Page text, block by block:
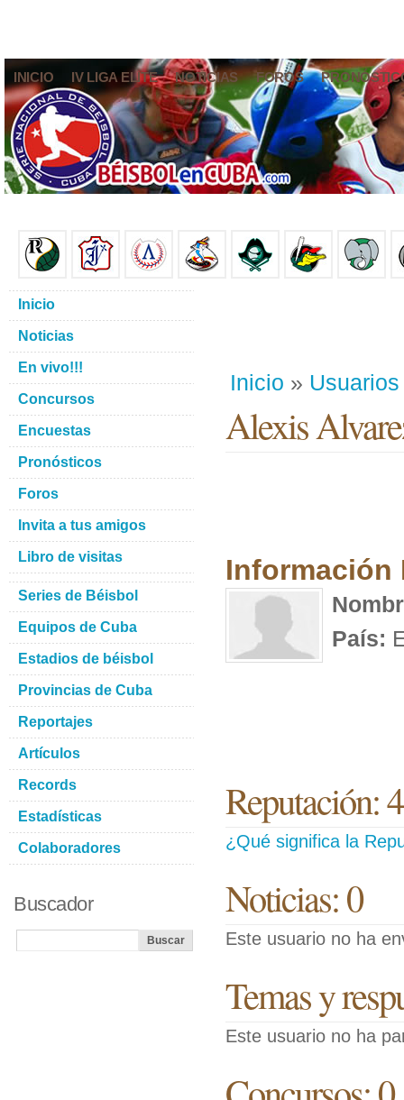
INICIO IV LIGA ELITE NOTICIAS FOROS
Inicio » Usuarios
Alexis
Información
País:
Reputación: 4
¿Qué significa la
Noticias: 0
Este usuario no ha
Temas y
Este usuario no ha
Inicio
Noticias
En vivo!!!
Concursos
Encuestas
Pronósticos
Foros
Invita a tus amigos
Libro de visitas
Series de Béisbol
Equipos de Cuba
Estadios de béisbol
Provincias de Cuba
Reportajes
Artículos
Records
Estadísticas
Colaboradores
Buscador